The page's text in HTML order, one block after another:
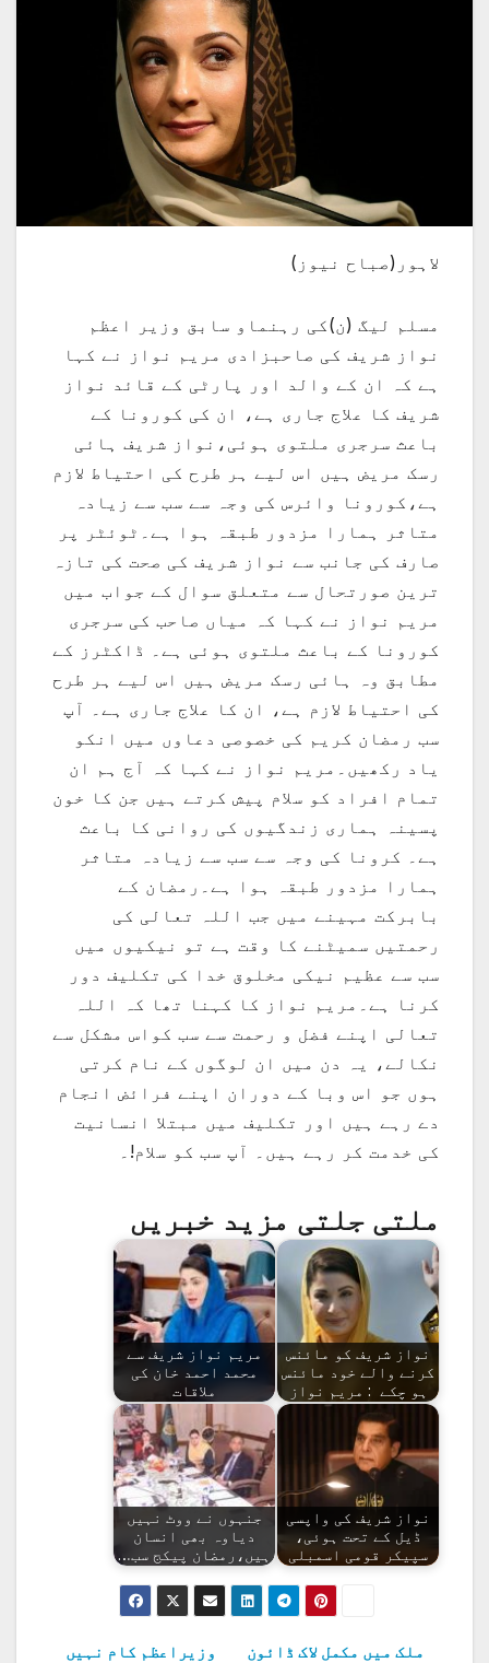
لاہور(صباح نیوز)
مسلم لیگ (ن)کی رہنماو سابق وزیر اعظم
نواز شریف کی صاحبزادی مریم نواز نے کہا
ہے کہ ان کے والد اور پارٹی کے قائد نواز
شریف کا علاج جاری ہے، ان کی کورونا کے
باعث سرجری ملتوی ہوئی،نواز شریف ہائی
رسک مریض ہیں اس لیے ہر طرح کی احتیاط لازم
ہے،کورونا وائرس کی وجہ سے سب سے زیادہ
متاثر ہمارا مزدور طبقہ ہوا ہے۔ٹوئٹر پر
صارف کی جانب سے نواز شریف کی صحت کی تازہ
ترین صورتحال سے متعلق سوال کے جواب میں
مریم نواز نے کہا کہ میاں صاحب کی سرجری
کورونا کے باعث ملتوی ہوئی ہے۔ ڈاکٹرز کے
مطابق وہ ہائی رسک مریض ہیں اس لیے ہر طرح
کی احتیاط لازم ہے، ان کا علاج جاری ہے۔ آپ
سب رمضان کریم کی خصوصی دعاوں میں انکو
یاد رکھیں۔مریم نواز نے کہا کہ آج ہم ان
تمام افراد کو سلام پیش کرتے ہیں جن کا خون
پسینہ ہماری زندگیوں کی روانی کا باعث
ہے۔ کرونا کی وجہ سے سب سے زیادہ متاثر
ہمارا مزدور طبقہ ہوا ہے۔رمضان کے
بابرکت مہینے میں جب اللہ تعالی کی
رحمتیں سمیٹنے کا وقت ہے تو نیکیوں میں
سب سے عظیم نیکی مخلوق خدا کی تکلیف دور
کرنا ہے۔مریم نواز کا کہنا تھا کہ اللہ
تعالی اپنے فضل و رحمت سے سب کواس مشکل سے
نکالے، یہ دن میں ان لوگوں کے نام کرتی
ہوں جو اس وبا کے دوران اپنے فرائض انجام
دے رہے ہیں اور تکلیف میں مبتلا انسانیت
کی خدمت کر رہے ہیں۔ آپ سب کو سلام!۔
ملتی جلتی مزید خبریں
نواز شریف کو مائنس
کرنے والے خود مائنس
ہو چکے : مریم نواز
مریم نواز شریف سے
محمد احمد خان کی
ملاقات
نواز شریف کی واپسی
ڈیل کے تحت ہوئی،
سپیکر قومی اسمبلی
جنہوں نے ووٹ نہیں
دیاوہ بھی انسان
ہیں،رمضان پیکج سب…
وزیراعظم کام نہیں
ملک میں مکمل لاک ڈائون